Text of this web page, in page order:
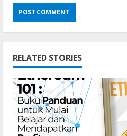
RELATED STORIES